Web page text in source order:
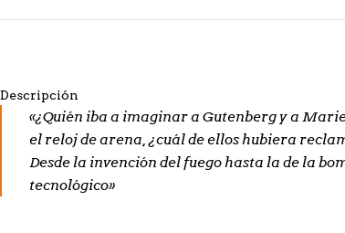
Descripción
«¿Quién iba a imaginar a Gutenberg y a
el reloj de arena, ¿cuál de ellos hubiera
Desde la invención del fuego hasta la de la
tecnológico»